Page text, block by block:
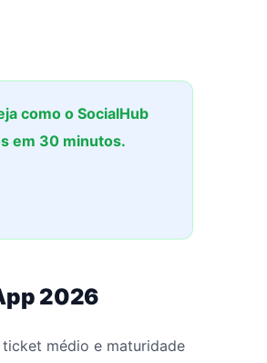
como o SocialHub
em 30 minutos.
2026
médio e maturidade